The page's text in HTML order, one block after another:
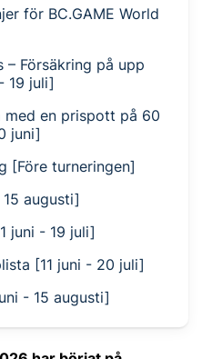
för BC.GAME World
Försäkring på upp
19 juli]
en prispott på 60
juni]
[Före turneringen]
augusti]
juni - 19 juli]
[11 juni - 20 juli]
- 15 augusti]